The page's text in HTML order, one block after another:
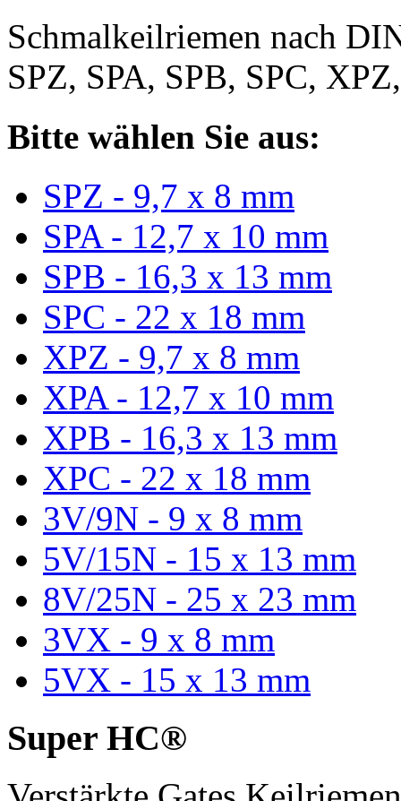
Schmalkeilriemen nach
SPZ, SPA, SPB, SPC,
Bitte wählen Sie aus:
SPZ - 9,7 x 8 mm
SPA - 12,7 x 10 mm
SPB - 16,3 x 13 mm
SPC - 22 x 18 mm
XPZ - 9,7 x 8 mm
XPA - 12,7 x 10 mm
XPB - 16,3 x 13 mm
XPC - 22 x 18 mm
3V/9N - 9 x 8 mm
5V/15N - 15 x 13 mm
8V/25N - 25 x 23 mm
3VX - 9 x 8 mm
5VX - 15 x 13 mm
Super HC®